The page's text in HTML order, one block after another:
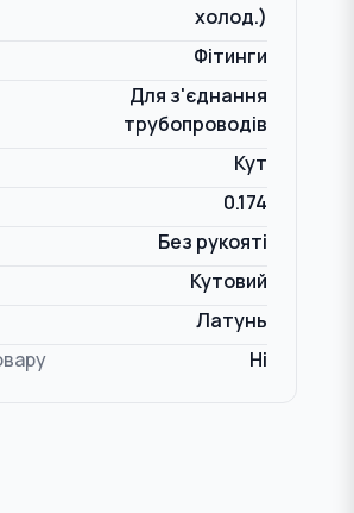
холод.)
Фітинги
Для з'єднання
трубопроводів
Кут
0.174
Без рукояті
Кутовий
Латунь
Ні